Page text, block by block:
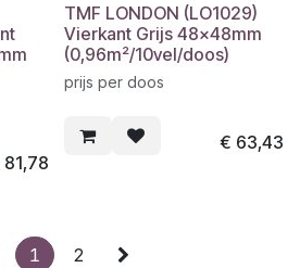
81,78
TMF LONDON (LO1029)
Vierkant Grijs 48x48mm
(0,96m²/10vel/doos)
prijs per doos
€ 63,43
1 2